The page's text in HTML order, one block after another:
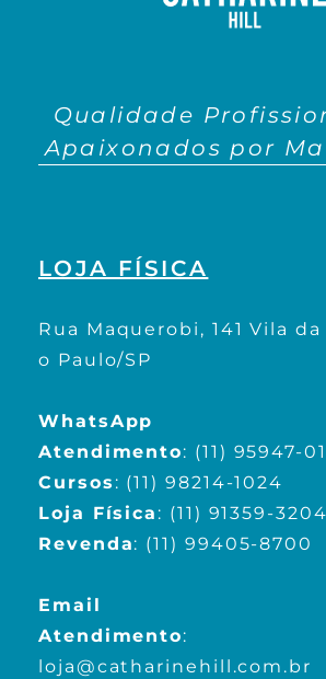
Qualidade
Apaixonados por
LOJA FÍSICA
Rua Maquerobi, 141 Vila da
o Paulo/SP
WhatsApp
Atendimento: (11) 95947-
Cursos : (11) 98214-1024
Loja Física : (11) 91359-3204
Revenda: (11) 99405-8700
Email
Atendimento:
loja@catharinehill.com.br